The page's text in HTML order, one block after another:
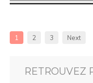
1 2 3 Next
RETROUVEZ